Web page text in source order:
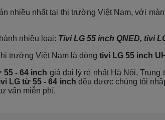
nhiều nhất tại thị trường Việt Nam, với
nhiều loại: Tivi LG 55 inch QNED, tivi
trường Việt Nam là dòng tivi LG 55 inch
55 - 64 inch giá đại lý rẻ nhất Hà Nội,
LG từ 55 - 64 inch đều được chúng tôi
vấn miễn phí.